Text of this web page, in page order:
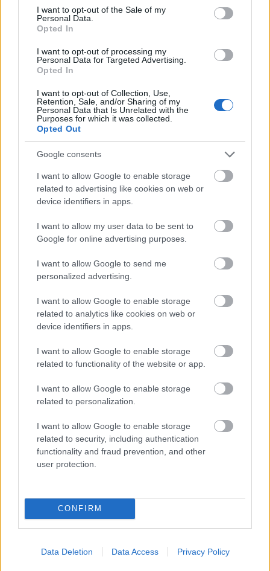
consent section.
I want to opt-out of the Sale of my
Personal Data.
Opted In
I want to opt-out of processing my
Personal Data for Targeted Advertising.
Opted In
I want to opt-out of Collection, Use,
Retention, Sale, and/or Sharing of my
Personal Data that Is Unrelated with the
Purposes for which it was collected.
Opted Out
Google consents
I want to allow Google to enable storage
related to advertising like cookies on web or
device identifiers in apps.
I want to allow my user data to be sent to
Google for online advertising purposes.
I want to allow Google to send me
personalized advertising.
I want to allow Google to enable storage
related to analytics like cookies on web or
device identifiers in apps.
I want to allow Google to enable storage
related to functionality of the website or app.
I want to allow Google to enable storage
related to personalization.
I want to allow Google to enable storage
related to security, including authentication
functionality and fraud prevention, and other
user protection.
CONFIRM
Data Deletion Data Access Privacy Policy
Címkék:bkv metró aluljáró bkk
Ajánlott bejegyzések:
Tanácstalan poszt
HB2Y
Benczúr utcai fuck
Jókai tér átalakítása - 2. lakossági fórum
blog.hu facebook
A hozzászóláshoz be kell lépned!